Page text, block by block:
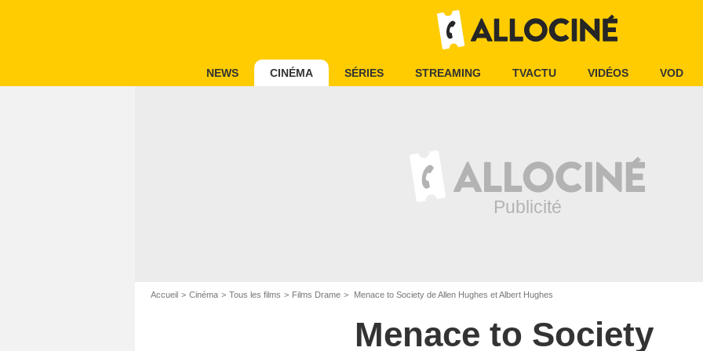
NEWS CINÉMA SÉRIES STREAMING TVACTU VIDÉOS VOD
Accueil Cinéma Tous les films Films Drame Menace to Society de Allen Hughes et Albert Hughes
Menace to Society